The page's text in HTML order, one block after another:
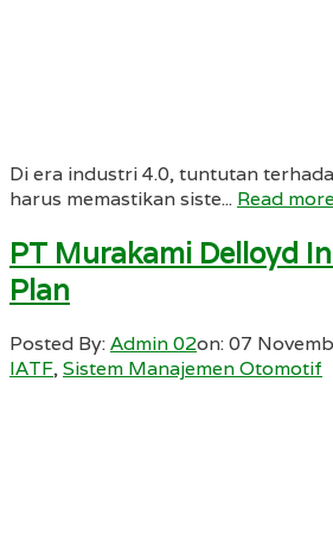
Di era industri 4.0, tuntutan
harus memastikan siste... Read more
PT Murakami Delloyd
Plan
Posted By:Admin 02on:07
IATF,Sistem Manajemen Otomotif